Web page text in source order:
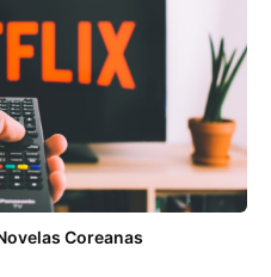
Coreanas